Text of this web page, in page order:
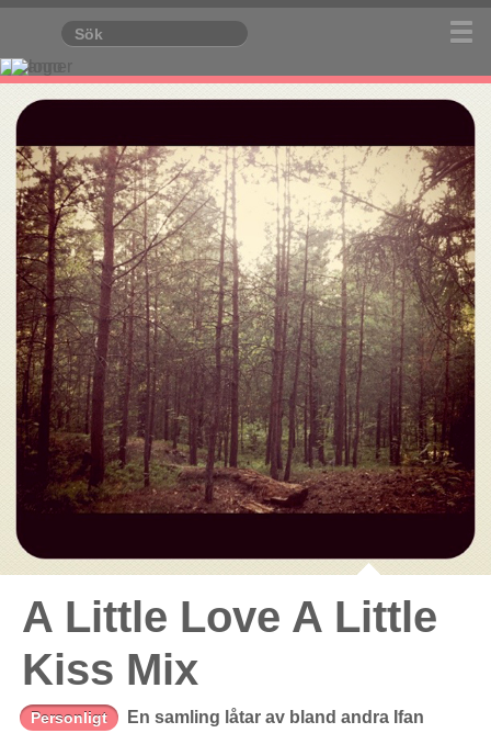
A Little Love A Little
Kiss Mix
Personligt
En samling låtar av bland andra Ifan